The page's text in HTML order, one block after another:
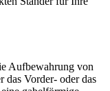
Aufbewahrung von
das Vorder- oder das